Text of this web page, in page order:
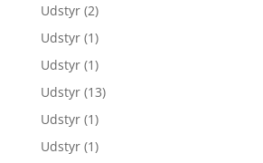
Udstyr (2)
Udstyr (1)
Udstyr (1)
Udstyr (13)
Udstyr (1)
Udstyr (1)